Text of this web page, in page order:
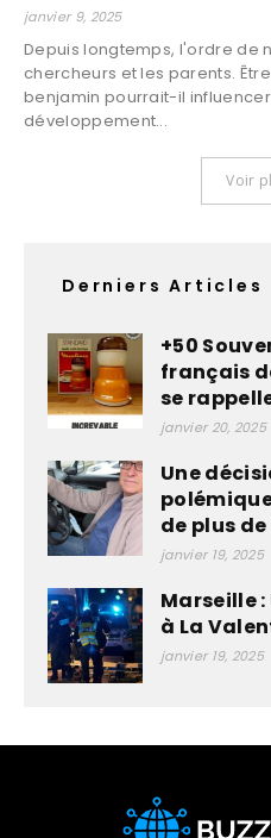
janvier 9, 2025
Depuis longtemps, l'ordre de
chercheurs et les parents.
benjamin pourrait-il
développement...
Voir
Derniers Articles
+50
français
se
janvier 20, 2025
Une
de plus
janvier 19, 2025
Marseille
à La
janvier 19, 2025